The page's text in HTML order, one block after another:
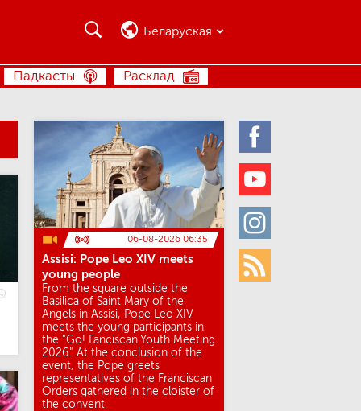
Youtube
Instagram
Rss
ПОШУК Беларуская
Расклад
Падкасты
06-08-2026 06:35
Assisi: Pope Leo XIV meets
young people
From the square outside the
Basilica of Saint Mary of the
Angels in Assisi, Pope Leo XIV
meets the young participants in
the "Go! Fanciscan Youth Meeting
2026." At the conclusion of the
event, the Pope greets
representatives of the Franciscan
Orders gathered in the cloister of
the convent.